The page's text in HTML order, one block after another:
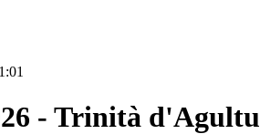
- Trinità d'Agultu